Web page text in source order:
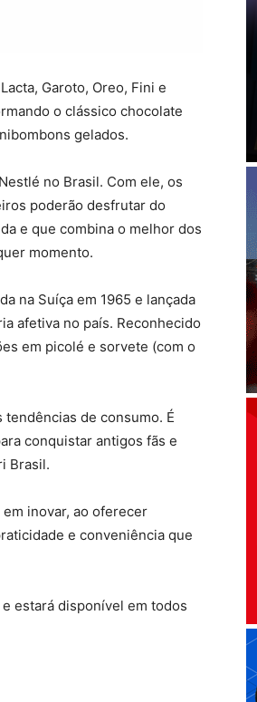
Garoto, Oreo, Fini e
o clássico chocolate
gelados.
no Brasil. Com ele, os
poderão desfrutar do
e que combina o melhor dos
momento.
na Suíça em 1965 e lançada
afetiva no país. Reconhecido
em picolé e sorvete (com o
de consumo. É
conquistar antigos fãs e
Brasil.
inovar, ao oferecer
e conveniência que
estará disponível em todos